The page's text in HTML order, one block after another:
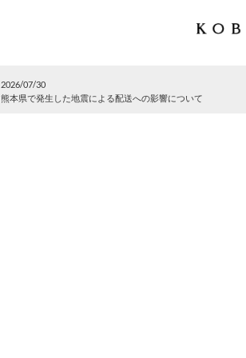
2026/07/30
熊本県で発生した地震による配送への影響について